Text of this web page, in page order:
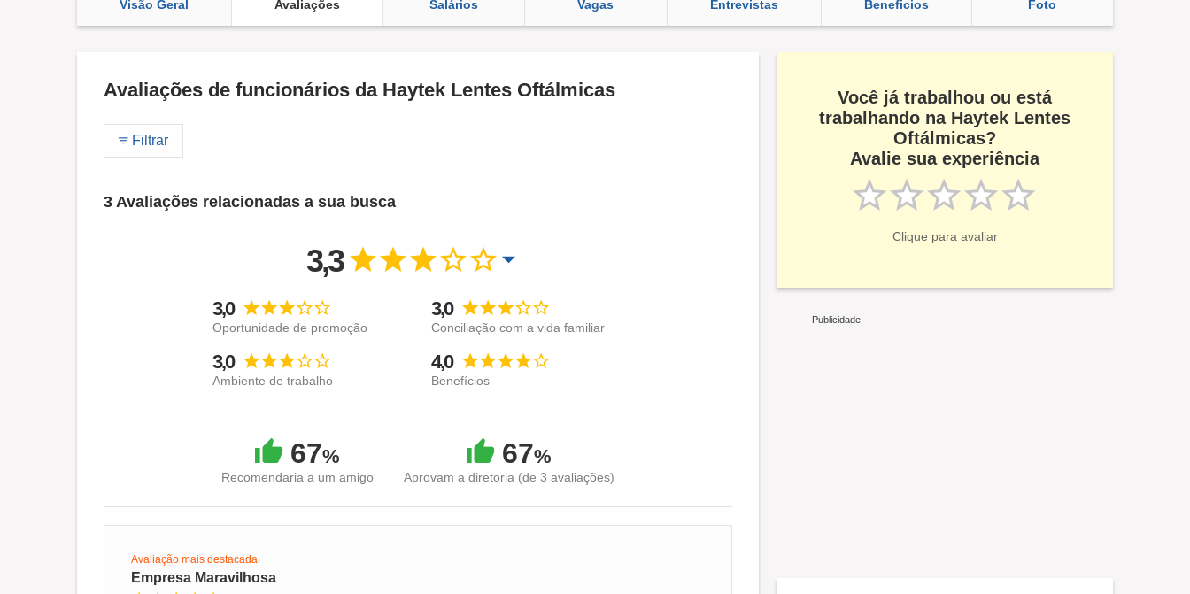
Visão Geral Avaliações Salários Vagas Entrevistas Beneficios Foto
Avaliações de funcionários da Haytek Lentes Oftálmicas
Filtrar
3 Avaliações relacionadas a sua busca
3,3
3,0
Oportunidade de promoção
3,0
Conciliação com a vida familiar
3,0
Ambiente de trabalho
4,0
Benefícios
67%
Recomendaria a um amigo
67%
Aprovam a diretoria (de 3 avaliações)
Avaliação mais destacada
Empresa Maravilhosa
Você já trabalhou ou está
trabalhando na Haytek Lentes
Oftálmicas?
Avalie sua experiência
Clique para avaliar